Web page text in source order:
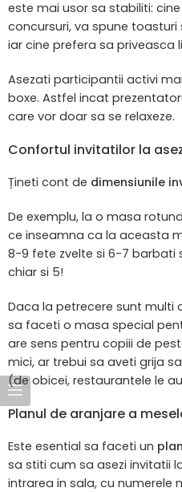
este mai usor sa stabiliti:
concursuri, va spune
iar cine prefera sa priveasca
Asezati participantii activi
boxe. Astfel incat
care vor doar sa se relaxeze.
Confortul invitatilor la
Țineti cont de dimensiunile
De exemplu, la o masa
ce inseamna ca la aceasta
8-9 fete zvelte si 6-7 barbati
chiar si 5!
Daca la petrecere sunt multi
sa faceti o masa special
are sens pentru copiii de
mici, ar trebui sa aveti grija
(de obicei, restaurantele le
Planul de aranjare a
Este esential sa faceti un
sa stiti cum sa asezi invitatii
intrarea in sala, cu numerele